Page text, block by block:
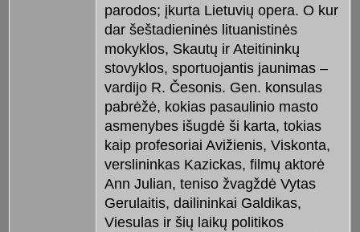
parodos; įkurta Lietuvių opera. O kur
dar šeštadieninės lituanistinės
mokyklos, Skautų ir Ateitininkų
stovyklos, sportuojantis jaunimas –
vardijo R. Česonis. Gen. konsulas
pabrėžė, kokias pasaulinio masto
asmenybes išugdė ši karta, tokias
kaip profesoriai Avižienis, Viskonta,
verslininkas Kazickas, filmų aktorė
Ann Julian, teniso žvagždė Vytas
Gerulaitis, dailininkai Galdikas,
Viesulas ir šių laikų politikos